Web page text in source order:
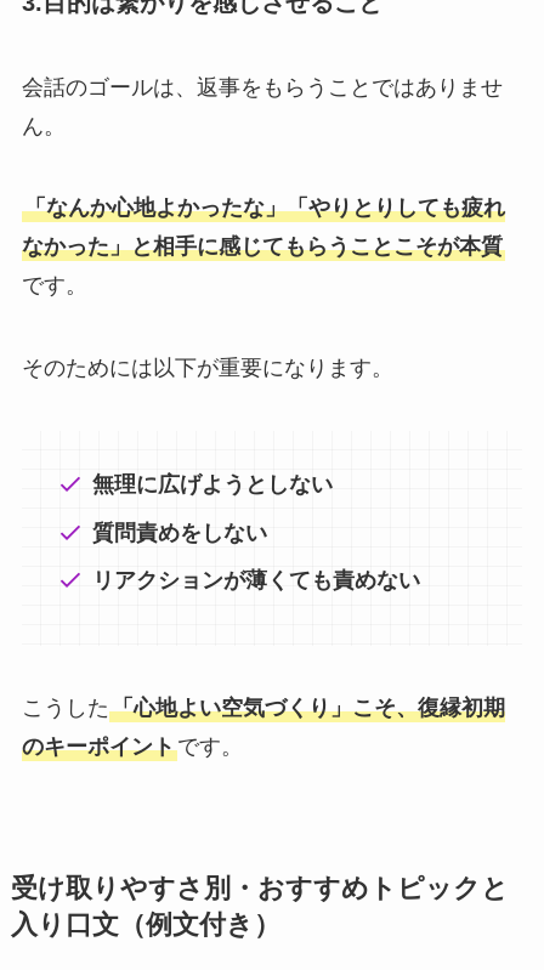
会話のゴールは、返事をもらうことではありませ
ん。
「なんか心地よかったな」「やりとりしても疲れ
なかった」と相手に感じてもらうことこそが本質
です。
そのためには以下が重要になります。
無理に広げようとしない
質問責めをしない
リアクションが薄くても責めない
こうした「心地よい空気づくり」こそ、復縁初期
のキーポイントです。
受け取りやすさ別・おすすめトピックと
入り口文（例文付き）